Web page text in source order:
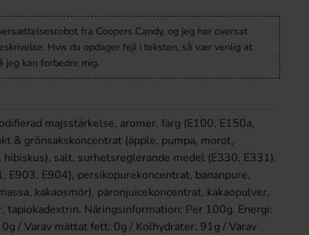
fra Coopers Candy, og jeg har oversat
Hvis du opdager fejl i teksten, så vær venlig at
jeg kan forbedre mig.
majsstärkelse, aromer, färg (E100, E150a,
& grönsakskoncentrat (äpple, pumpa, morot,
hibiskus), salt, surhetsreglerande medel (E330, E331),
E903, E904), persikopurekoncentrat, bananpure,
kakaosmör), päronjuicekoncentrat, kakaopulver,
tapiokadextrin. Näringsinformation: Per 100g. Energi:
/ Varav mättat fett: 0g / Kolhydrater: 91g / Varav